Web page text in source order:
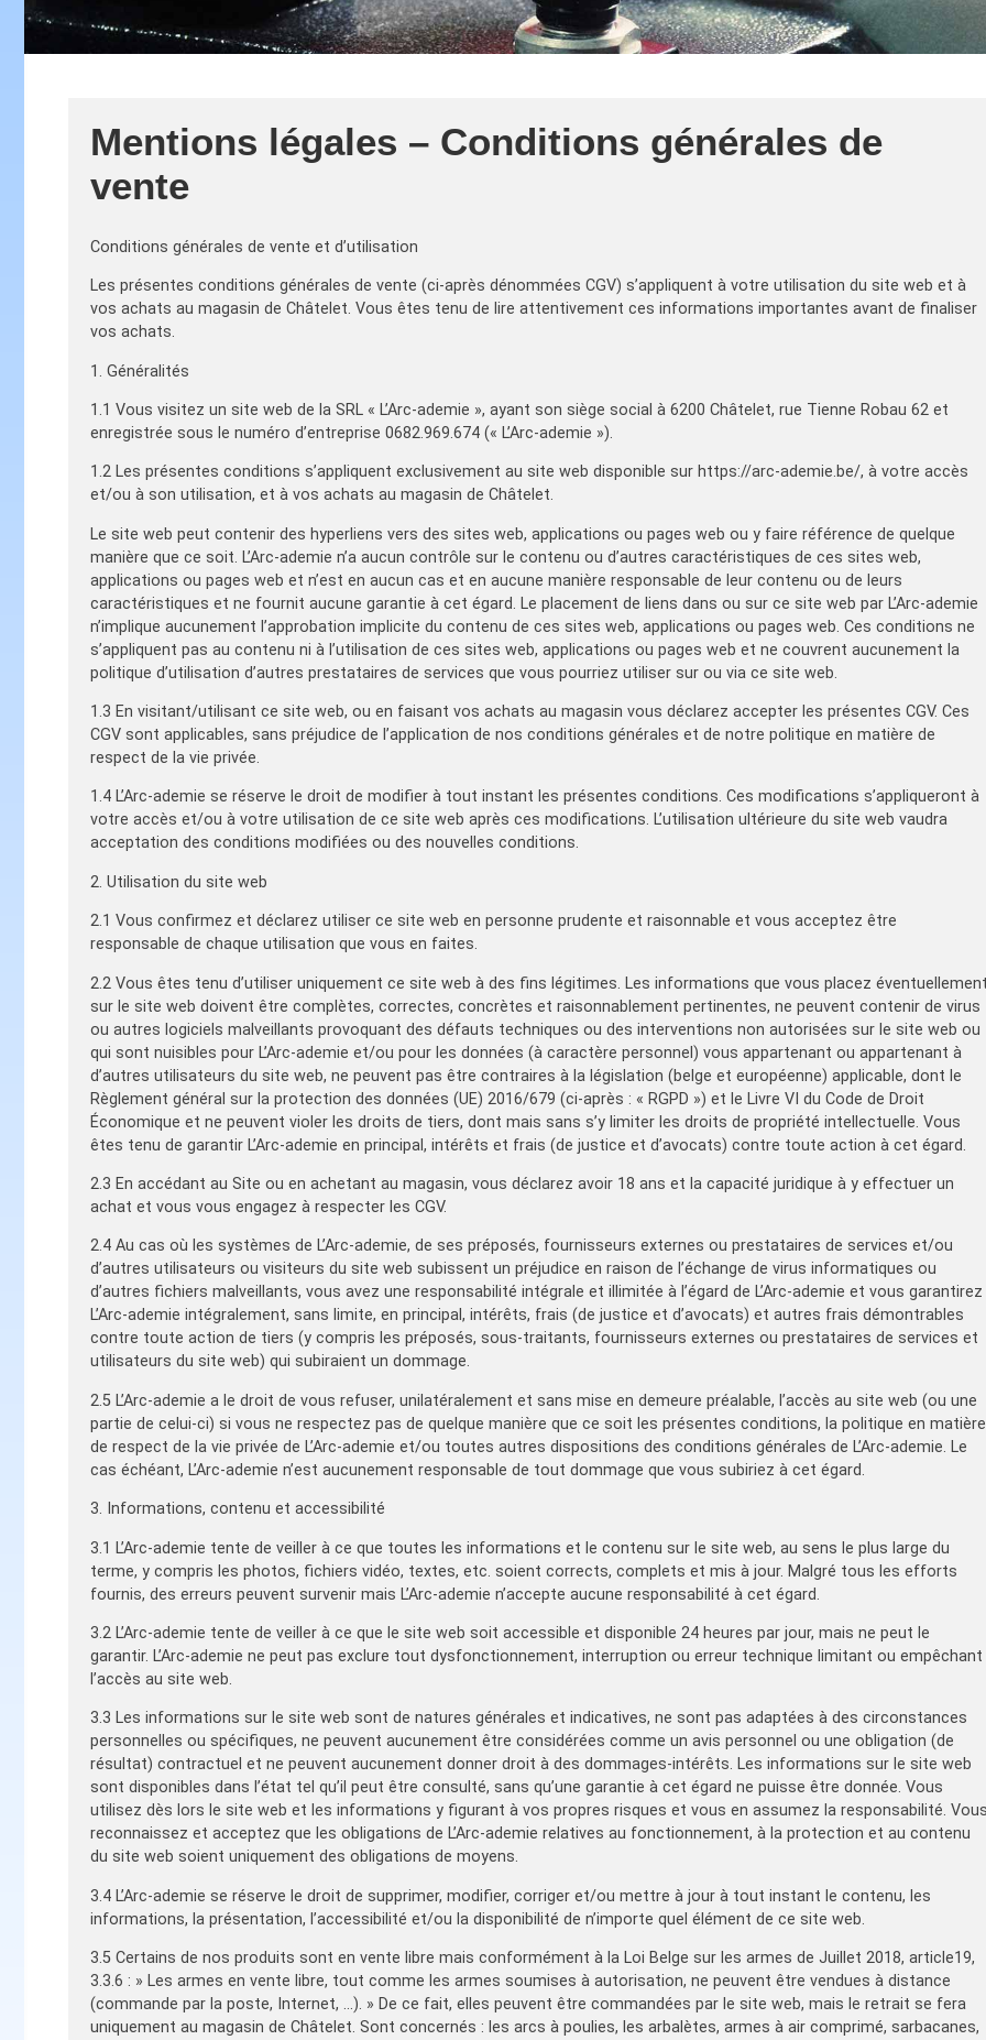
Mentions légales – Conditions générales de
vente
Conditions générales de vente et d’utilisation
Les présentes conditions générales de vente (ci-après dénommées CGV) s’appliquent à votre utilisation du site web et à
vos achats au magasin de Châtelet. Vous êtes tenu de lire attentivement ces informations importantes avant de finaliser
vos achats.
1. Généralités
1.1 Vous visitez un site web de la SRL « L’Arc-ademie », ayant son siège social à 6200 Châtelet, rue Tienne Robau 62 et
enregistrée sous le numéro d’entreprise 0682.969.674 (« L’Arc-ademie »).
1.2 Les présentes conditions s’appliquent exclusivement au site web disponible sur https://arc-ademie.be/, à votre accès
et/ou à son utilisation, et à vos achats au magasin de Châtelet.
Le site web peut contenir des hyperliens vers des sites web, applications ou pages web ou y faire référence de quelque
manière que ce soit. L’Arc-ademie n’a aucun contrôle sur le contenu ou d’autres caractéristiques de ces sites web,
applications ou pages web et n’est en aucun cas et en aucune manière responsable de leur contenu ou de leurs
caractéristiques et ne fournit aucune garantie à cet égard. Le placement de liens dans ou sur ce site web par L’Arc-ademie
n’implique aucunement l’approbation implicite du contenu de ces sites web, applications ou pages web. Ces conditions ne
s’appliquent pas au contenu ni à l’utilisation de ces sites web, applications ou pages web et ne couvrent aucunement la
politique d’utilisation d’autres prestataires de services que vous pourriez utiliser sur ou via ce site web.
1.3 En visitant/utilisant ce site web, ou en faisant vos achats au magasin vous déclarez accepter les présentes CGV. Ces
CGV sont applicables, sans préjudice de l’application de nos conditions générales et de notre politique en matière de
respect de la vie privée.
1.4 L’Arc-ademie se réserve le droit de modifier à tout instant les présentes conditions. Ces modifications s’appliqueront à
votre accès et/ou à votre utilisation de ce site web après ces modifications. L’utilisation ultérieure du site web vaudra
acceptation des conditions modifiées ou des nouvelles conditions.
2. Utilisation du site web
2.1 Vous confirmez et déclarez utiliser ce site web en personne prudente et raisonnable et vous acceptez être
responsable de chaque utilisation que vous en faites.
2.2 Vous êtes tenu d’utiliser uniquement ce site web à des fins légitimes. Les informations que vous placez
sur le site web doivent être complètes, correctes, concrètes et raisonnablement pertinentes, ne peuvent contenir de virus
ou autres logiciels malveillants provoquant des défauts techniques ou des interventions non autorisées sur le site web ou
qui sont nuisibles pour L’Arc-ademie et/ou pour les données (à caractère personnel) vous appartenant ou appartenant à
d’autres utilisateurs du site web, ne peuvent pas être contraires à la législation (belge et européenne) applicable, dont le
Règlement général sur la protection des données (UE) 2016/679 (ci-après : « RGPD ») et le Livre VI du Code de Droit
Économique et ne peuvent violer les droits de tiers, dont mais sans s’y limiter les droits de propriété intellectuelle. Vous
êtes tenu de garantir L’Arc-ademie en principal, intérêts et frais (de justice et d’avocats) contre toute action à cet égard.
2.3 En accédant au Site ou en achetant au magasin, vous déclarez avoir 18 ans et la capacité juridique à y effectuer un
achat et vous vous engagez à respecter les CGV.
2.4 Au cas où les systèmes de L’Arc-ademie, de ses préposés, fournisseurs externes ou prestataires de services et/ou
d’autres utilisateurs ou visiteurs du site web subissent un préjudice en raison de l’échange de virus informatiques ou
d’autres fichiers malveillants, vous avez une responsabilité intégrale et illimitée à l’égard de L’Arc-ademie et vous garantirez
L’Arc-ademie intégralement, sans limite, en principal, intérêts, frais (de justice et d’avocats) et autres frais démontrables
contre toute action de tiers (y compris les préposés, sous-traitants, fournisseurs externes ou prestataires de services et
utilisateurs du site web) qui subiraient un dommage.
2.5 L’Arc-ademie a le droit de vous refuser, unilatéralement et sans mise en demeure préalable, l’accès au site web (ou une
partie de celui-ci) si vous ne respectez pas de quelque manière que ce soit les présentes conditions, la politique en matière
de respect de la vie privée de L’Arc-ademie et/ou toutes autres dispositions des conditions générales de L’Arc-ademie. Le
cas échéant, L’Arc-ademie n’est aucunement responsable de tout dommage que vous subiriez à cet égard.
3. Informations, contenu et accessibilité
3.1 L’Arc-ademie tente de veiller à ce que toutes les informations et le contenu sur le site web, au sens le plus large du
terme, y compris les photos, fichiers vidéo, textes, etc. soient corrects, complets et mis à jour. Malgré tous les efforts
fournis, des erreurs peuvent survenir mais L’Arc-ademie n’accepte aucune responsabilité à cet égard.
3.2 L’Arc-ademie tente de veiller à ce que le site web soit accessible et disponible 24 heures par jour, mais ne peut le
garantir. L’Arc-ademie ne peut pas exclure tout dysfonctionnement, interruption ou erreur technique limitant ou empêchant
l’accès au site web.
3.3 Les informations sur le site web sont de natures générales et indicatives, ne sont pas adaptées à des circonstances
personnelles ou spécifiques, ne peuvent aucunement être considérées comme un avis personnel ou une obligation (de
résultat) contractuel et ne peuvent aucunement donner droit à des dommages-intérêts. Les informations sur le site web
sont disponibles dans l’état tel qu’il peut être consulté, sans qu’une garantie à cet égard ne puisse être donnée. Vous
utilisez dès lors le site web et les informations y figurant à vos propres risques et vous en assumez la responsabilité.
reconnaissez et acceptez que les obligations de L’Arc-ademie relatives au fonctionnement, à la protection et au contenu
du site web soient uniquement des obligations de moyens.
3.4 L’Arc-ademie se réserve le droit de supprimer, modifier, corriger et/ou mettre à jour à tout instant le contenu, les
informations, la présentation, l’accessibilité et/ou la disponibilité de n’importe quel élément de ce site web.
3.5 Certains de nos produits sont en vente libre mais conformément à la Loi Belge sur les armes de Juillet 2018, article19,
3.3.6 : » Les armes en vente libre, tout comme les armes soumises à autorisation, ne peuvent être vendues à distance
(commande par la poste, Internet, …). » De ce fait, elles peuvent être commandées par le site web, mais le retrait se fera
uniquement au magasin de Châtelet. Sont concernés : les arcs à poulies, les arbalètes, armes à air comprimé, sarbacanes,